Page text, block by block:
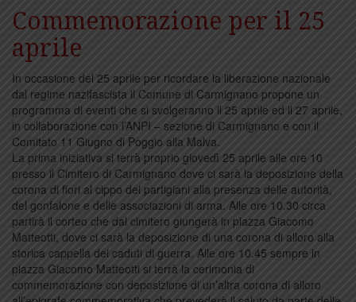
Commemorazione per il 25
aprile
In occasione del 25 aprile per ricordare la liberazione nazionale
dal regime nazifascista il Comune di Carmignano propone un
programma di eventi che si svolgeranno il 25 aprile ed il 27 aprile,
in collaborazione con l’ANPI – sezione di Carmignano e con il
Comitato 11 Giugno di Poggio alla Malva.
La prima iniziativa si terrà proprio giovedì 25 aprile alle ore 10
presso il Cimitero di Carmignano dove ci sarà la deposizione della
corona di fiori al cippo dei partigiani alla presenza delle autorità,
del gonfalone e delle associazioni di arma. Alle ore 10.30 circa
partirà il corteo che dal cimitero giungerà in piazza Giacomo
Matteotti, dove ci sarà la deposizione di una corona di alloro alla
storica cappella dei caduti di guerra. Alle ore 10.45 sempre in
piazza Giacomo Matteotti si terrà la cerimonia di
commemorazione con deposizione di un’altra corona di alloro